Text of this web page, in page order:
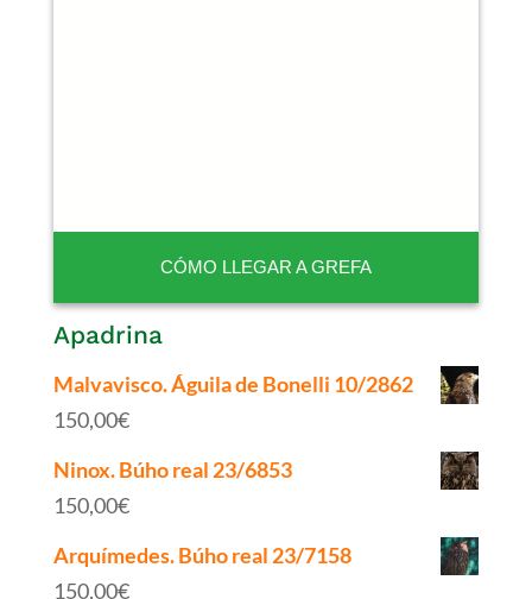
CÓMO LLEGAR A GREFA
Apadrina
Malvavisco. Águila de Bonelli 10/2862
150,00€
Ninox. Búho real 23/6853
150,00€
Arquímedes. Búho real 23/7158
150,00€